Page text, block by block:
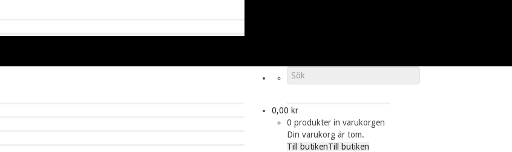
0,00 kr
0 produkter in varukorgen
Din varukorg är tom.
Till butikenTill butiken